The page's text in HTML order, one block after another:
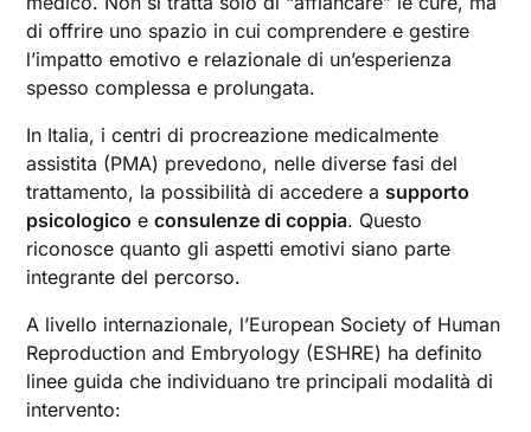
di offrire uno spazio in cui comprendere e gestire
l’impatto emotivo e relazionale di un’esperienza
spesso complessa e prolungata.
In Italia, i centri di procreazione medicalmente
assistita (PMA) prevedono, nelle diverse fasi del
trattamento, la possibilità di accedere a supporto
psicologico econsulenze di coppia. Questo
riconosce quanto gli aspetti emotivi siano parte
integrante del percorso.
A livello internazionale, l’European Society of Human
Reproduction and Embryology (ESHRE) ha definito
linee guida che individuano tre principali modalità di
intervento: